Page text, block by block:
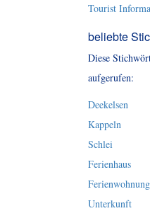
Tourist
beliebte
Diese
aufgerufen:
Deekelsen
Kappeln
Schlei
Ferienhaus
Ferienwohnung
Unterkunft